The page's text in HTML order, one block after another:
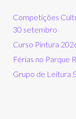
Competições
30 setembro
Curso Pintura
Férias no Parque
Grupo de Leitura